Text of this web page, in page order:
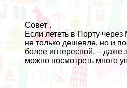
Совет .
Если лететь в Порту через
не только дешевле, но и
более интересной, – даже
можно посмотреть много